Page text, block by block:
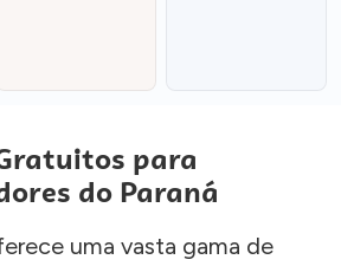
para
do Paraná
uma vasta gama de